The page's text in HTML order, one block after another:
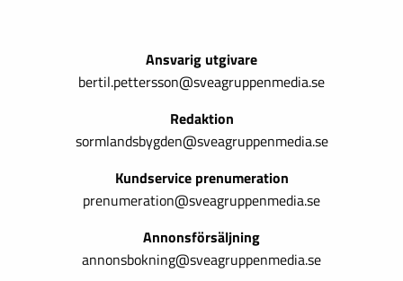
Ansvarig utgivare
bertil.pettersson@sveagruppenmedia.se
Redaktion
sormlandsbygden@sveagruppenmedia.se
Kundservice prenumeration
prenumeration@sveagruppenmedia.se
Annonsförsäljning
annonsbokning@sveagruppenmedia.se